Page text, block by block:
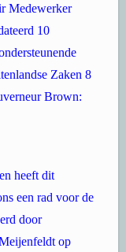
Medewerker
10
Zaken 8
Brown:
heeft dit
een rad voor de
door
op